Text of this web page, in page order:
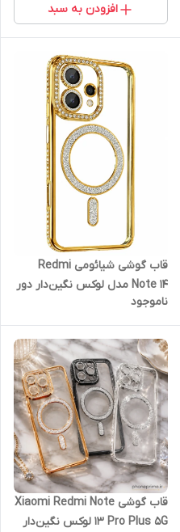
افزودن به سبد
قاب گوشی شیائومی Redmi
Note 14 مدل لوکس نگین‌دار دور
طلایی با محافظ لنز و قابلیت
مگ‌سیف
ناموجود
قاب گوشی Xiaomi Redmi Note
13 Pro Plus 5G لوکس نگین‌دار